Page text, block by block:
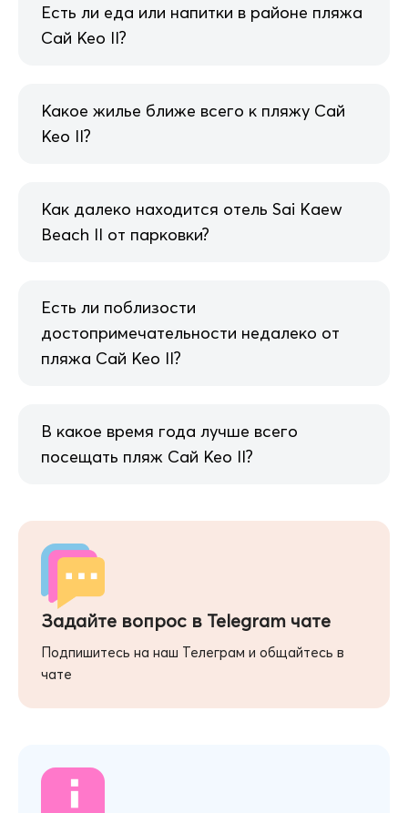
Есть ли еда или напитки в районе пляжа
Сай Кео II?
Какое жилье ближе всего к пляжу Сай
Кео II?
Как далеко находится отель Sai Kaew
Beach II от парковки?
Есть ли поблизости
достопримечательности недалеко от
пляжа Сай Кео II?
В какое время года лучше всего
посещать пляж Сай Кео II?
Задайте вопрос в Telegram чате
Подпишитесь на наш Телеграм и общайтесь в
чате